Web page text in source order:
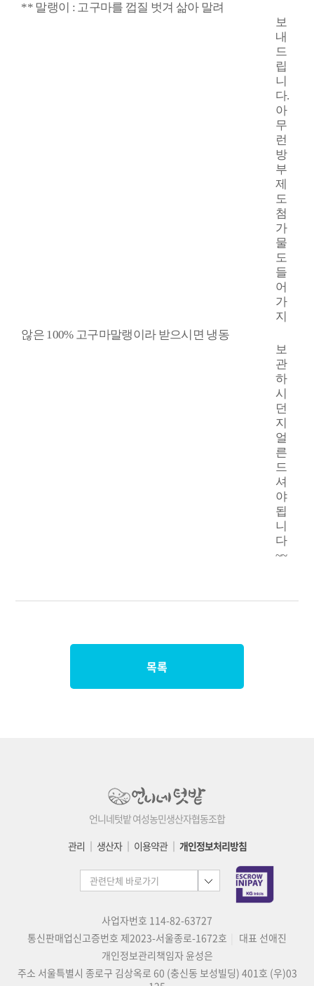
** 말랭이 : 고구마를 껍질 벗겨 삶아 말려
보
내
드
립
니
다.
아
무
런
방
부
제
도
첨
가
물
도
들
어
가
지
않은 100% 고구마말랭이라 받으시면 냉동
보
관
하
시
던
지
얼
른
드
셔
야
됩
니
다
~~
목록
언니네텃밭 여성농민생산자협동조합
관리 │ 생산자│ 이용약관│ 개인정보처리방침
사업자번호 114-82-63727
통신판매업신고증번호 제2023-서울종로-1672호
대표 선애진
개인정보관리책임자 윤성은
주소 서울특별시 종로구 김상옥로 60 (충신동 보성빌딩) 401호 (우)03